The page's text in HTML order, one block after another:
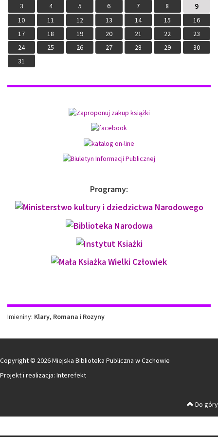
3
4 5 6 7 8 9
10 11 12 13 14 15
16
17
18 19 20 21 22
23
24
25 26 27 28 29
30
31
Programy:
Imieniny
Imieniny: Klary, Romana i Rozyny
Copyright © 2026 Miejska Biblioteka Publiczna w Czchowie
Projekt i realizacja: Interefekt
Do góry